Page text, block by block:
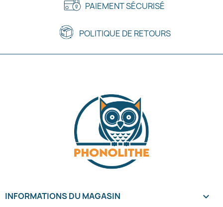
PAIEMENT SÉCURISÉ
POLITIQUE DE RETOURS
INFORMATIONS DU MAGASIN keyboard_arrow_down